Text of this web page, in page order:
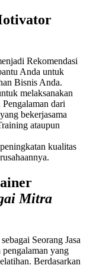
Rekomendasi
Anda untuk
Bisnis Anda.
melaksanakan
dari
bekerjasama
ataupun
kualitas
Mitra
Seorang Jasa
yang
Berdasarkan